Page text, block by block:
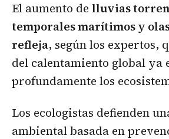
El aumento de lluvias
temporales marítimos y
refleja, según los expertos,
del calentamiento global ya
profundamente los
Los ecologistas defienden
ambiental basada en